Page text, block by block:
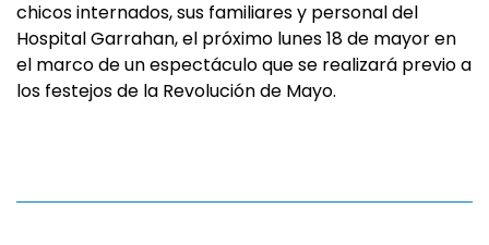
chicos internados, sus familiares y personal del
Hospital Garrahan, el próximo lunes 18 de mayor en
el marco de un espectáculo que se realizará previo a
los festejos de la Revolución de Mayo.